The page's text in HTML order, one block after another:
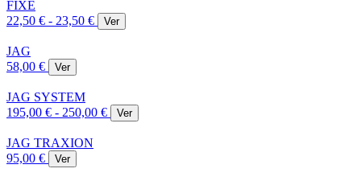
FIXE
22,50 € - 23,50 €
Ver
JAG
58,00 €
Ver
JAG SYSTEM
195,00 € - 250,00 €
Ver
JAG TRAXION
95,00 €
Ver